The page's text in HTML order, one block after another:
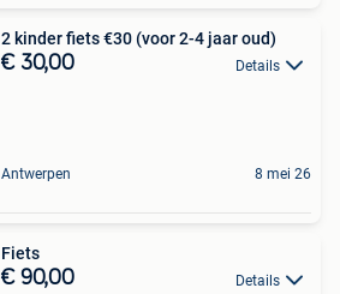
2 kinder fiets €30 (voor 2-4 jaar oud)
€ 30,00 Details
Antwerpen 8 mei 26
Fiets
€ 90,00 Details